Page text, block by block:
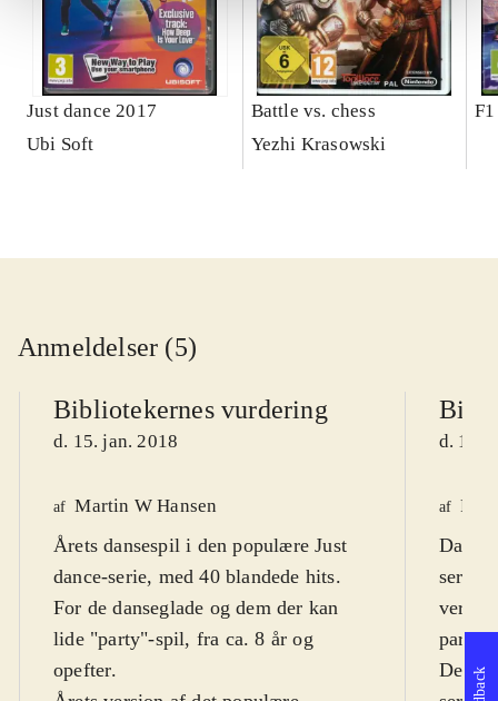
Just dance 2017
Ubi Soft
Battle vs. chess
Yezhi Krasowski
Anmeldelser (5)
Bibliotekernes vurdering
d. 15. jan. 2018
af Martin W Hansen
Årets dansespil i den populære Just
dance-serie, med 40 blandede hits.
For de danseglade og dem der kan
lide "party"-spil, fra ca. 8 år og
opefter.
d. 10.
af
serie.
party-
Dette